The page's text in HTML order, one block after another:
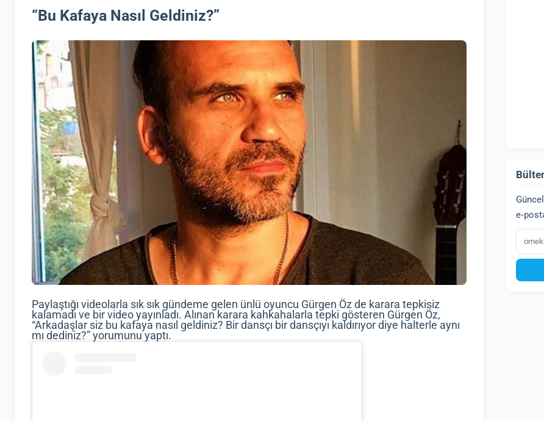
“Bu Kafaya Nasıl Geldiniz?”
Paylaştığı videolarla sık sık gündeme gelen ünlü oyuncu Gürgen Öz de karara tepkisiz
kalamadı ve bir video yayınladı. Alınan karara kahkahalarla tepki gösteren Gürgen Öz,
“Arkadaşlar siz bu kafaya nasıl geldiniz? Bir dansçı bir dansçıyı kaldırıyor diye halterle aynı
mı dediniz?” yorumunu yaptı.